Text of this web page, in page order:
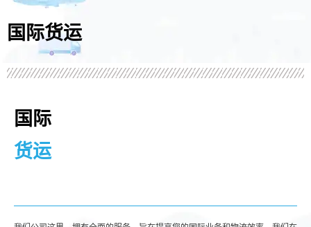
国际货运
国际
货运